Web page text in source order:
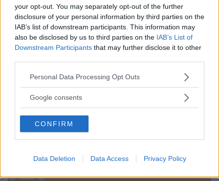
your opt-out. You may separately opt-out of the further
disclosure of your personal information by third parties on the
IAB’s list of downstream participants. This information may
also be disclosed by us to third parties on the IAB’s List of
Downstream Participants that may further disclose it to other
Please note that this website/app uses one or more Google
not limited to your visit or usage behaviour. You may click to
use your data for below specified purposes in below Google
consent section.
Personal Data Processing Opt Outs
Google consents
CONFIRM
Data Deletion Data Access Privacy Policy
Corsi di Lingua per bambini
Laboratori creativi per bambini
Asili Nido